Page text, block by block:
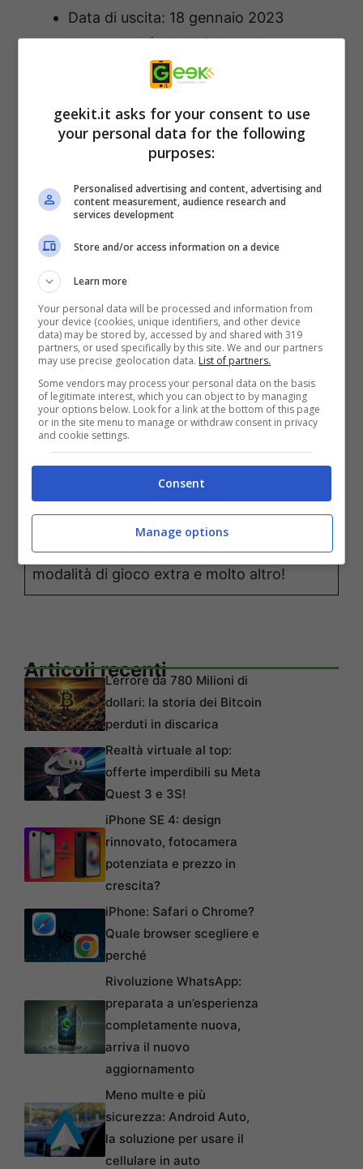
Data di uscita: 18 gennaio 2023
Prezzo: US $ 14,99 / € 14,99
Caratteristiche
Sfida 8 livelli di caos infernale a
scorrimento laterale!
Goditi gli sprite dipinti a mano e le scene
della storia.
Scegli tra 2 piloti giocabili con navi uniche.
Aggiorna le armi man mano che avanzi!
scelte di dialogo e finali multipli.
Sblocca opere d’arte, test del suono,
modalità di gioco extra e molto altro!
Articoli recentiL’errore da 780 Milioni di
dollari: la storia dei Bitcoin
perduti in discarica
Realtà virtuale al top:
offerte imperdibili su Meta
Quest 3 e 3S!
iPhone SE 4: design
rinnovato, fotocamera
potenziata e prezzo in
crescita?
iPhone: Safari o Chrome?
Quale browser scegliere e
perché
Rivoluzione WhatsApp:
preparata a un’esperienza
completamente nuova,
arriva il nuovo
aggiornamento
Meno multe e più
sicurezza: Android Auto,
la soluzione per usare il
cellulare in auto
geekit.it asks for your consent to use
your personal data for the following
purposes:
Personalised advertising and content, advertising and
content measurement, audience research and
services development
Store and/or access information on a device
Learn more
Your personal data will be processed and information from
your device (cookies, unique identifiers, and other device
data) may be stored by, accessed by and shared with 319
partners, or used specifically by this site. We and our partners
may use precise geolocation data. List of partners.
Some vendors may process your personal data on the basis
of legitimate interest, which you can object to by managing
your options below. Look for a link at the bottom of this page
or in the site menu to manage or withdraw consent in privacy
and cookie settings.
Consent
Manage options